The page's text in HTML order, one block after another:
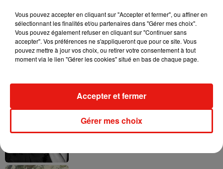
Musique
Julien Lieb s’essaye à la vie de chatelain
Madonna sort enfin le remix de « Love
Sensation » avec Kylie Minogue
Vous pouvez accepter en cliquant sur "Accepter et fermer", ou affiner en
sélectionnant les finalités et/ou partenaires dans "Gérer mes choix".
Vous pouvez également refuser en cliquant sur "Continuer sans
accepter". Vos préférences ne s'appliqueront que pour ce site. Vous
pouvez mettre à jour vos choix, ou retirer votre consentement à tout
moment via le lien "Gérer les cookies" situé en bas de chaque page.
Gérer mes choix
Accepter et fermer